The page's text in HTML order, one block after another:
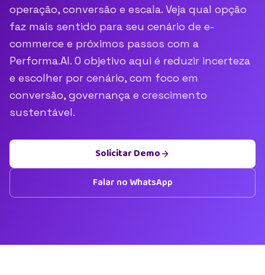
operação, conversão e escala. Veja qual opção
faz mais sentido para seu cenário de e-
commerce e próximos passos com a
Performa.AI. O objetivo aqui é reduzir incerteza
e escolher por cenário, com foco em
conversão, governança e crescimento
sustentável.
Solicitar Demo
Falar no WhatsApp